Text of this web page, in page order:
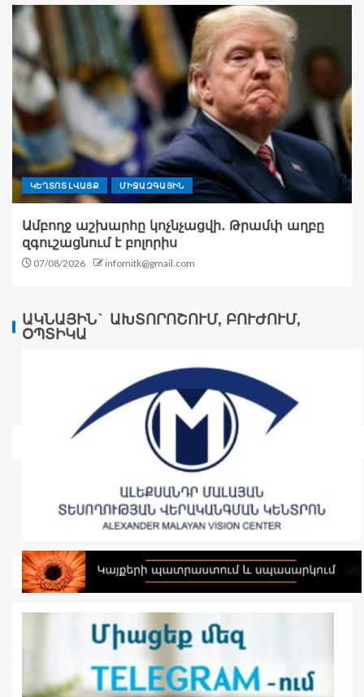
ԿԵՂՏՈՏ ԼՎԱՑՔ ՄԻՋԱԶԳԱՅԻՆ
Ամբողջ աշխարհը կոչնչացվի․ Թրամփ աղբը
զգուշացնում է բոլորիս
07/08/2026 infomitk@gmail.com
ԱԿՆԱՅԻՆ` ԱԽՏՈՐՈՇՈՒՄ, ԲՈՒԺՈՒՄ,
ՕՊՏԻԿԱ